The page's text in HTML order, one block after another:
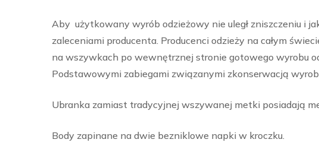
Aby użytkowany wyrób odzieżowy nie uległ zniszczeniu i
zaleceniami producenta. Producenci odzieży na całym
na wszywkach po wewnętrznej stronie gotowego wyrobu
Podstawowymi zabiegami związanymi zkonserwacją
Ubranka zamiast tradycyjnej wszywanej metki posiadają
Body zapinane na dwie bezniklowe napki w kroczku.